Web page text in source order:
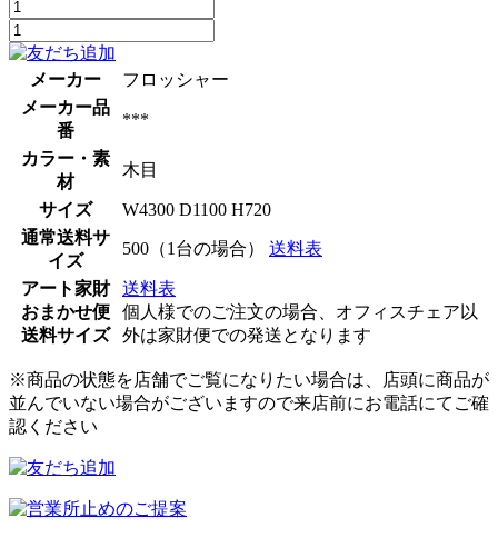
メーカー
フロッシャー
メーカー品
番
***
カラー・素
材
木目
サイズ
W4300 D1100 H720
通常送料サ
イズ
500（1台の場合） 送料表
アート家財
おまかせ便
送料サイズ
送料表
個人様でのご注文の場合、オフィスチェア以
外は家財便での発送となります
※商品の状態を店舗でご覧になりたい場合は、店頭に商品が
並んでいない場合がございますので来店前にお電話にてご確
認ください